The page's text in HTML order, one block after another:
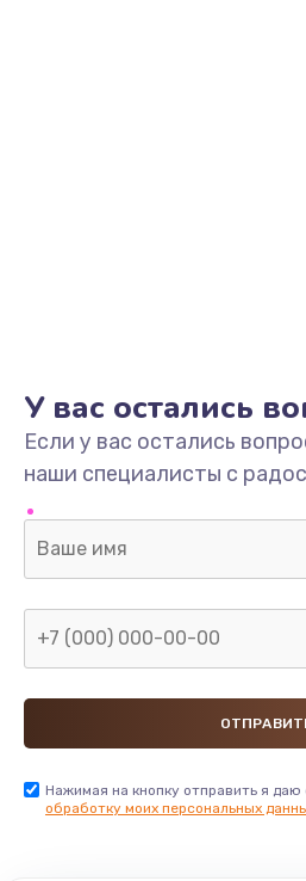
Ремонт или замена
5000
Ремонт или замена
6000 руб.
Замена
У вас остались
Если у вас остались
наши специалисты с
Нажимая на кнопку отправить я даю
обработку моих персональных